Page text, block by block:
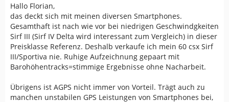
Hallo Florian,
das deckt sich mit meinen diversen Smartphones.
Gesamthaft ist nach wie vor bei niedrigen Geschwindgkeiten
Sirf III (Sirf IV Delta wird interessant zum Vergleich) in dieser
Preisklasse Referenz. Deshalb verkaufe ich mein 60 csx Sirf
III/Sportiva nie. Ruhige Aufzeichnung gepaart mit
Barohöhentracks=stimmige Ergebnisse ohne Nacharbeit.
Übrigens ist AGPS nicht immer von Vorteil. Trägt auch zu
manchen unstabilen GPS Leistungen von Smartphones bei,